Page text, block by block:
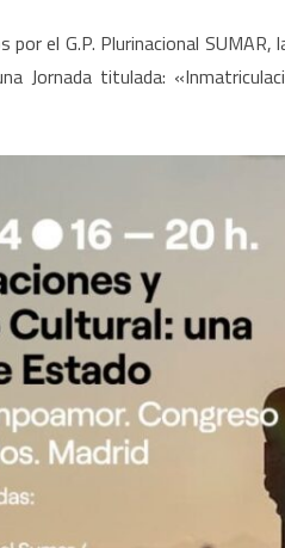
en
el
y
Patrimonio
Cultural:
una
cuestión
de
Estado»
el G.P. Plurinacional SUMAR,
Jornada titulada: